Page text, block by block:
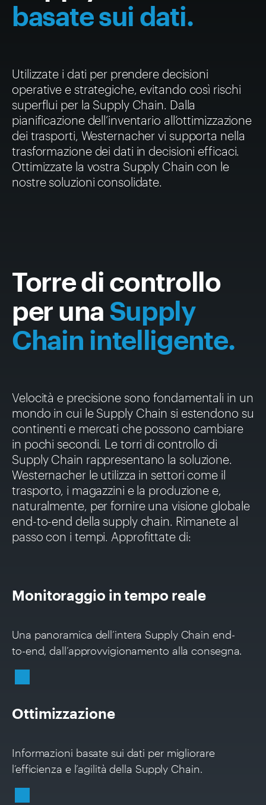
basate sui dati.
Utilizzate i dati per prendere decisioni
operative e strategiche, evitando così rischi
superflui per la Supply Chain. Dalla
pianificazione dell’inventario all’ottimizzazione
dei trasporti, Westernacher vi supporta nella
trasformazione dei dati in decisioni efficaci.
Ottimizzate la vostra Supply Chain con le
nostre soluzioni consolidate.
Torre di controllo
per una Supply
Chain intelligente.
Velocità e precisione sono fondamentali in un
mondo in cui le Supply Chain si estendono su
continenti e mercati che possono cambiare
in pochi secondi. Le torri di controllo di
Supply Chain rappresentano la soluzione.
Westernacher le utilizza in settori come il
trasporto, i magazzini e la produzione e,
naturalmente, per fornire una visione globale
end-to-end della supply chain. Rimanete al
passo con i tempi. Approfittate di:
Monitoraggio in tempo reale
Una panoramica dell’intera Supply Chain end-
to-end, dall’approvvigionamento alla consegna.
Ottimizzazione
Informazioni basate sui dati per migliorare
l’efficienza e l’agilità della Supply Chain.